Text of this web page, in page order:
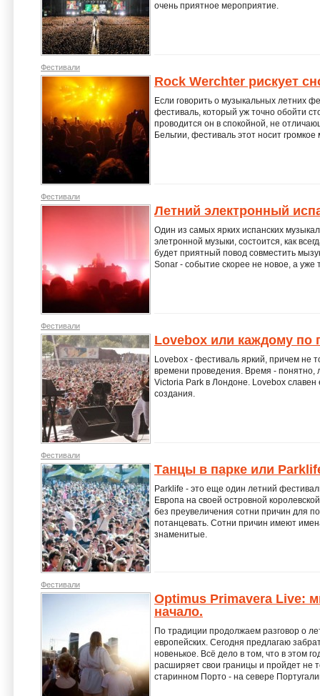
очень приятное мероприятие.
Фестивали
Rock Werchter рискует
Если говорить о музыкальных летних
фестиваль, который уж точно обойти
проводится он в спокойной, не
Бельгии, фестиваль этот носит
Фестивали
Летний электронный
Один из самых ярких испанских
элетронной музыки, состоится, как
будет приятный повод совместить
Sonar - событие скорее не новое, а уже
Фестивали
Lovebox или каждому по
Lovebox - фестиваль яркий, причем не
времени проведения. Время - понятно,
Victoria Park в Лондоне. Lovebox
создания.
Фестивали
Танцы в парке или
Parklife - это еще один летний
Европа на своей островной
без преувеличения сотни причин для
потанцевать. Сотни причин имеют
знаменитые.
Фестивали
Optimus Primavera Live:
начало.
По традиции продолжаем разговор о
европейских. Сегодня предлагаю
новенькое. Всё дело в том, что в этом
расширяет свои границы и пройдет не
старинном Порто - на севере